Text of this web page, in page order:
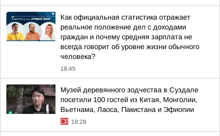
Как официальная статистика отражает
реальное положение дел с доходами
граждан и почему средняя зарплата не
всегда говорит об уровне жизни обычного
человека?
18:45
Музей деревянного зодчества в Суздале
посетили 100 гостей из Китая, Монголии,
Вьетнама, Лаоса, Пакистана и Эфиопии
18:28